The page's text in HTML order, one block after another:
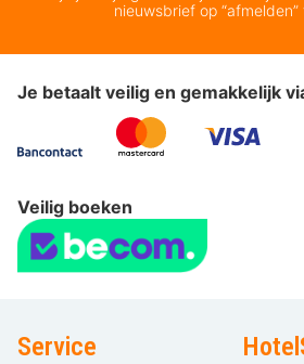
nieuwsbrief op “afmelden”
Je betaalt veilig en gemakkelijk
Veilig boeken
Service